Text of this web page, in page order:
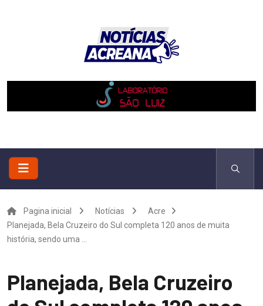
Pagina inicial Notícias
Acre
Planejada, Bela Cruzeiro do Sul completa 120 anos de muita
história, sendo uma ...
Planejada, Bela Cruzeiro